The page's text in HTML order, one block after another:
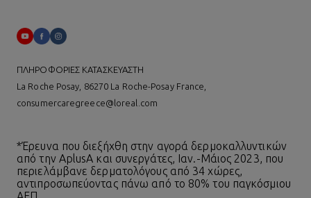
ΠΛΗΡΟΦΟΡΙΕΣ ΚΑΤΑΣΚΕΥΑΣΤΗ
La Roche Posay, 86270 La Roche-Posay France,
consumercaregreece@loreal.com
*Έρευνα που διεξήχθη στην αγορά δερμοκαλλυντικών
από την AplusA και συνεργάτες, Ιαν.-Μάιος 2023, που
περιελάμβανε δερματολόγους από 34 χώρες,
αντιπροσωπεύοντας πάνω από το 80% του παγκόσμιου